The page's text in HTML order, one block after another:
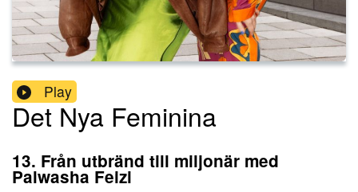
Play
Det Nya Feminina
13. Från utbränd till miljonär med
Palwasha Feizi